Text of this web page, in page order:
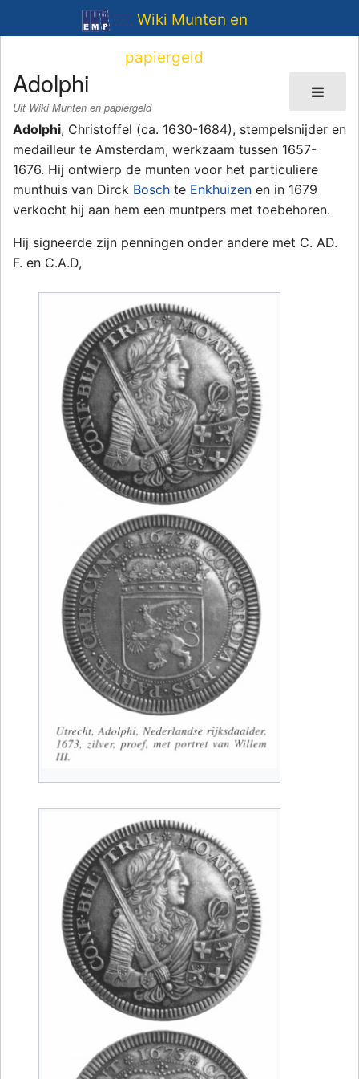
Wiki Munten en
papiergeld
Adolphi
Uit Wiki Munten en papiergeld
Adolphi, Christoffel (ca. 1630-1684), stempelsnijder en
medailleur te Amsterdam, werkzaam tussen 1657-
1676. Hij ontwierp de munten voor het particuliere
munthuis van Dirck Bosch te Enkhuizen en in 1679
verkocht hij aan hem een muntpers met toebehoren.
Hij signeerde zijn penningen onder andere met C. AD.
F. en C.A.D,